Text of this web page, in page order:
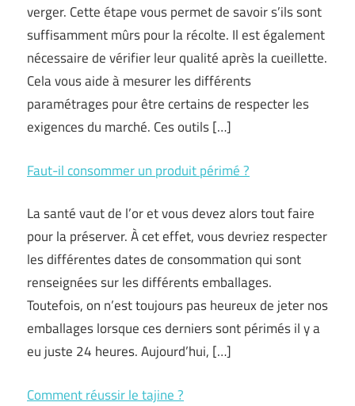
verger. Cette étape vous permet de savoir s’ils sont
suffisamment mûrs pour la récolte. Il est également
nécessaire de vérifier leur qualité après la cueillette.
Cela vous aide à mesurer les différents
paramétrages pour être certains de respecter les
exigences du marché. Ces outils […]
Faut-il consommer un produit périmé ?
La santé vaut de l’or et vous devez alors tout faire
pour la préserver. À cet effet, vous devriez respecter
les différentes dates de consommation qui sont
renseignées sur les différents emballages.
Toutefois, on n’est toujours pas heureux de jeter nos
emballages lorsque ces derniers sont périmés il y a
eu juste 24 heures. Aujourd’hui, […]
Comment réussir le tajine ?